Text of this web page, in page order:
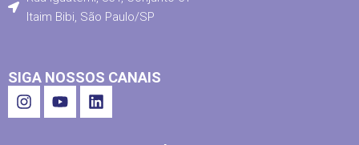
Itaim Bibi, São Paulo/SP
SIGA NOSSOS CANAIS